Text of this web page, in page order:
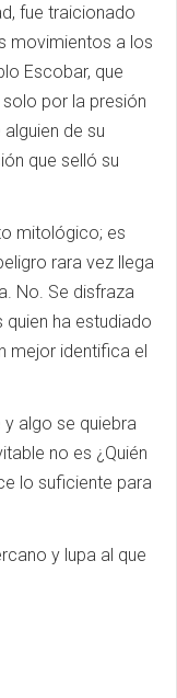
fue traicionado
movimientos a los
Escobar, que
por la presión
de su
que selló su
mitológico; es
rara vez llega
No. Se disfraza
ha estudiado
mejor identifica el
algo se quiebra
no es ¿Quién
lo suficiente para
y lupa al que